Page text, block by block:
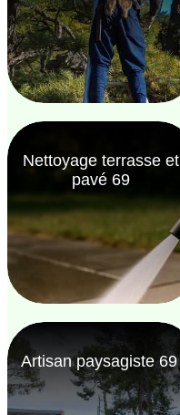
Nettoyage terrasse et
pavé 69
Artisan paysagiste 69